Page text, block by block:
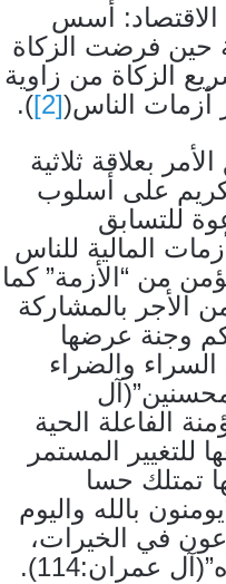
الاقتصاد: أسس
حين فرضت الزكاة
الزكاة من زاوية
أزمات الناس([2]
).
بعلاقة ثلاثية
على أسلوب
للتسابق
المالية للناس
من “الأزمة” كما
الأجر بالمشاركة
وجنة عرضها
والضراء
الفاعلة الحية
للتغيير المستمر
تمتلك حسا
بالله واليوم
في الخيرات،
عمران:114).